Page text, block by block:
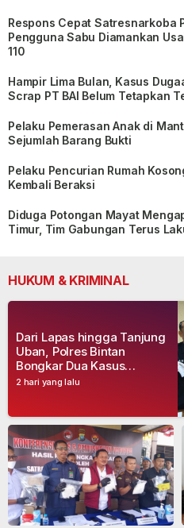
Respons Cepat Satresnarkoba
Pengguna Sabu Diamankan
110
Hampir Lima Bulan, Kasus
Scrap PT BAI Belum Tetapkan
Pelaku Pemerasan Anak di
Sejumlah Barang Bukti
Pelaku Pencurian Rumah
Kembali Beraksi
Diduga Potongan Mayat
Timur, Tim Gabungan Terus
HUKUM & KRIMINAL
2 hari yang lalu
Dari Lapas hingga Tanjung
Uban, Polres Bintan
Bongkar Dua Kasus
Narkoba, Empat Tersangka